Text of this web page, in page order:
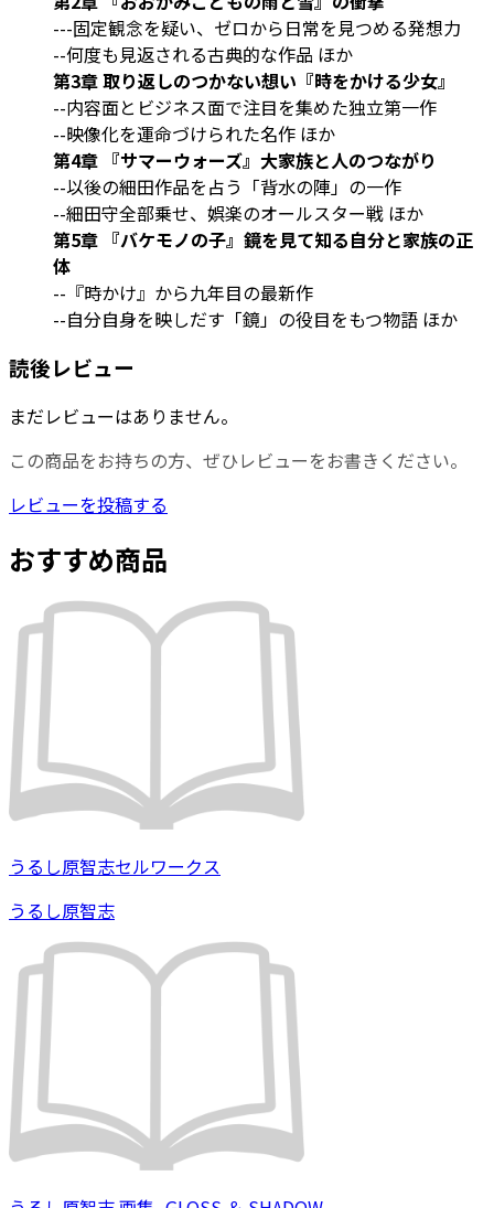
---固定観念を疑い、ゼロから日常を見つめる発想力
--何度も見返される古典的な作品 ほか
第3章 取り返しのつかない想い『時をかける少女』
--内容面とビジネス面で注目を集めた独立第一作
--映像化を運命づけられた名作 ほか
第4章 『サマーウォーズ』大家族と人のつながり
--以後の細田作品を占う「背水の陣」の一作
--細田守全部乗せ、娯楽のオールスター戦 ほか
第5章 『バケモノの子』鏡を見て知る自分と家族の正
体
--『時かけ』から九年目の最新作
--自分自身を映しだす「鏡」の役目をもつ物語 ほか
読後レビュー
まだレビューはありません。
この商品をお持ちの方、ぜひレビューをお書きください。
レビューを投稿する
おすすめ商品
うるし原智志セルワークス
うるし原智志